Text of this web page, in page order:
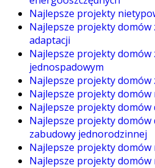
Najlepsze projekty
Najlepsze projekty domów
adaptacji
Najlepsze projekty domów
jednospadowym
Najlepsze projekty domów
Najlepsze projekty domów
Najlepsze projekty domów
Najlepsze projekty domów
zabudowy jednorodzinnej
Najlepsze projekty domów
Najlepsze projekty domów